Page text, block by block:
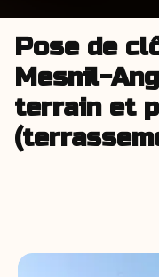
Pose de
Mesnil-
terrain et